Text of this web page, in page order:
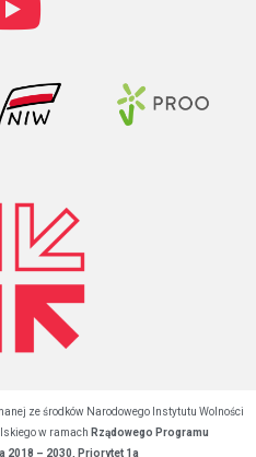
ze środków Narodowego Instytutu Wolności
w ramach Rządowego Programu
2018 – 2030, Priorytet 1a